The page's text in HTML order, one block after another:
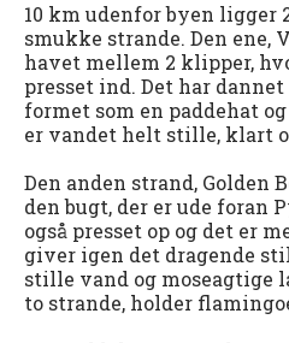
10 km udenfor byen ligger
smukke strande. Den
havet mellem 2 klipper,
presset ind. Det har
formet som en paddehat
er vandet helt stille, klart
Den anden strand, Golden
den bugt, der er ude foran
også presset op og det er
giver igen det dragende
stille vand og moseagtige
to strande, holder